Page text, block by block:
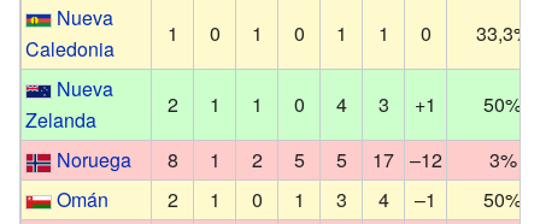
Nueva
Caledonia
1 0 1 0 1 1 0
33,3%
Nueva
Zelanda
2 1 1 0 4 3 +1
50%
Noruega
8 1 2 5 5 17 –12
3%
Omán
2 1 0 1 3 4 –1
50%